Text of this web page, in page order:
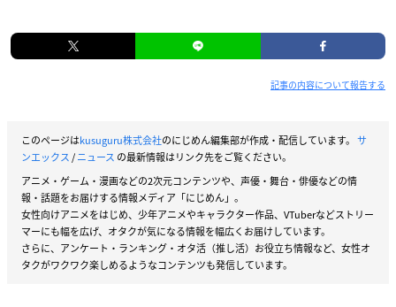
記事の内容について報告する
このページはkusuguru株式会社のにじめん編集部が作成・配信しています。 サ
ンエックス/ニュース の最新情報はリンク先をご覧ください。
アニメ・ゲーム・漫画などの2次元コンテンツや、声優・舞台・俳優などの情
報・話題をお届けする情報メディア「にじめん」。
女性向けアニメをはじめ、少年アニメやキャラクター作品、VTuberなどストリー
マーにも幅を広げ、オタクが気になる情報を幅広くお届けしています。
さらに、アンケート・ランキング・オタ活（推し活）お役立ち情報など、女性オ
タクがワクワク楽しめるようなコンテンツも発信しています。